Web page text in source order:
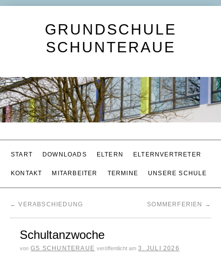
GRUNDSCHULE
SCHUNTERAUE
START DOWNLOADS ELTERN ELTERNVERTRETER
KONTAKT MITARBEITER TERMINE UNSERE SCHULE
← VERABSCHIEDUNG SOMMERFERIEN →
Schultanzwoche
von GS SCHUNTERAUE veröffentlicht am 3. JULI 2026